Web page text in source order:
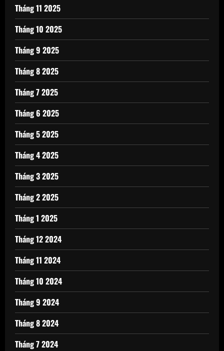
Tháng 11 2025
Tháng 10 2025
Tháng 9 2025
Tháng 8 2025
Tháng 7 2025
Tháng 6 2025
Tháng 5 2025
Tháng 4 2025
Tháng 3 2025
Tháng 2 2025
Tháng 1 2025
Tháng 12 2024
Tháng 11 2024
Tháng 10 2024
Tháng 9 2024
Tháng 8 2024
Tháng 7 2024